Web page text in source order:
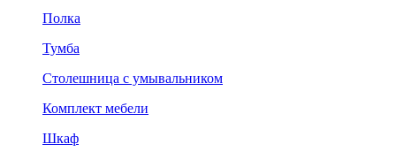
Полка
Тумба
Столешница с умывальником
Комплект мебели
Шкаф